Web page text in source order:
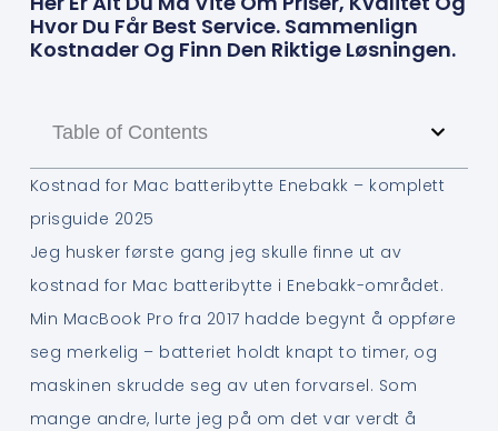
Hvor Du Får Best Service. Sammenlign
Kostnader Og Finn Den Riktige Løsningen.
Table of Contents
Kostnad for Mac batteribytte Enebakk – komplett
prisguide 2025
Jeg husker første gang jeg skulle finne ut av
kostnad for Mac batteribytte i Enebakk-området.
Min MacBook Pro fra 2017 hadde begynt å oppføre
seg merkelig – batteriet holdt knapt to timer, og
maskinen skrudde seg av uten forvarsel. Som
mange andre, lurte jeg på om det var verdt å